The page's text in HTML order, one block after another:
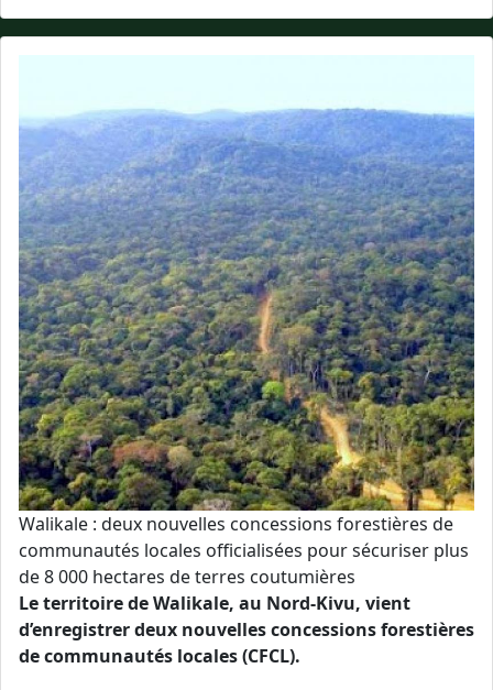
Walikale : deux nouvelles concessions forestières de
communautés locales officialisées pour sécuriser plus
de 8 000 hectares de terres coutumières
Le territoire de Walikale, au Nord-Kivu, vient
d’enregistrer deux nouvelles concessions forestières
de communautés locales (CFCL).